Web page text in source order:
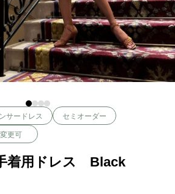
サードレス セミオーダー
更可
着用ドレス Black